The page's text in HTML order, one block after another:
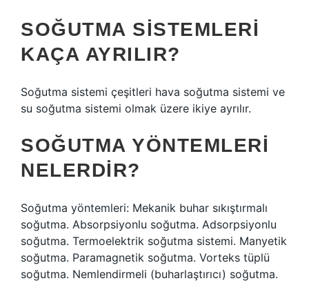
SOĞUTMA SISTEMLERI
KAÇA AYRILIR?
Soğutma sistemi çeşitleri hava soğutma sistemi ve
su soğutma sistemi olmak üzere ikiye ayrılır.
SOĞUTMA YÖNTEMLERI
NELERDIR?
Soğutma yöntemleri: Mekanik buhar sıkıştırmalı
soğutma. Absorpsiyonlu soğutma. Adsorpsiyonlu
soğutma. Termoelektrik soğutma sistemi. Manyetik
soğutma. Paramagnetik soğutma. Vorteks tüplü
soğutma. Nemlendirmeli (buharlaştırıcı) soğutma.